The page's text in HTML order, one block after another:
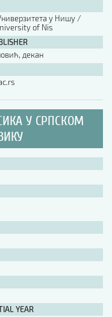
у Нишу /
of Nis
декан
У СРПСКОМ
YEAR